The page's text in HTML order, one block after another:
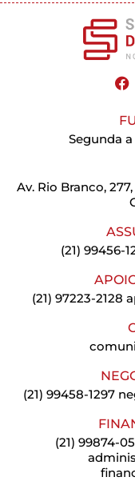
Segunda a
Av. Rio Branco,
(21) 99456-
(21) 97223-2128
(21) 99458-1297
(21) 99874-